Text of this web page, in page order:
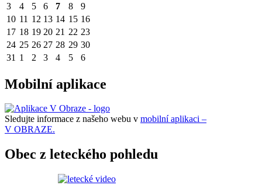
3
4 5 6 7 8
9
10 11 12 13 14 15 16
17 18 19 20 21 22 23
24 25 26 27 28 29 30
31 1 2 3 4 5 6
Mobilní aplikace
Sledujte informace z našeho webu v mobilní aplikaci –
V OBRAZE.
Obec z leteckého pohledu